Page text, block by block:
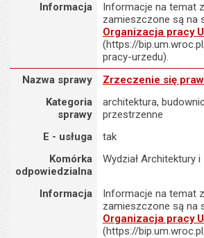
Informacja
Informacje na temat
zamieszczone są na
Organizacja pracy
(https://
pracy-urzedu).
Nazwa sprawy : Zrzeczenie się prawa do
Nazwa sprawy
Zrzeczenie się
Kategoria
sprawy
architektura,
przestrzenne
E - usługa
tak
Komórka
odpowiedzialna
Wydział Architektury
Informacja
Informacje na temat
zamieszczone są na
Organizacja pracy
(https://